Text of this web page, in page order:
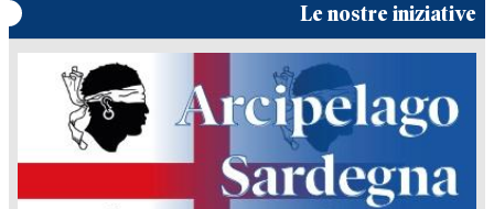
Le nostre iniziative